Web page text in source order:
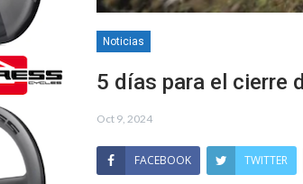
Noticias
5 días para el cierre
Oct 9, 2024
FACEBOOK TWITTER